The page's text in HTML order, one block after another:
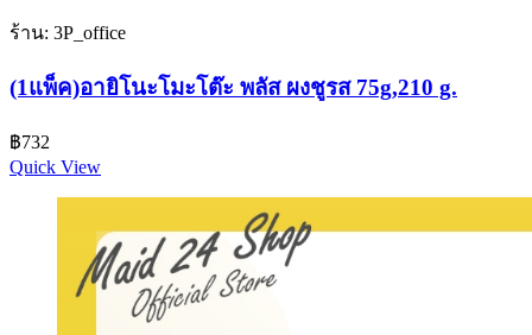
ร้าน: 3P_office
(1แพ็ค)อายิโนะโมะโต๊ะ พลัส ผงชูรส 75g,210 g.
฿732
Quick View